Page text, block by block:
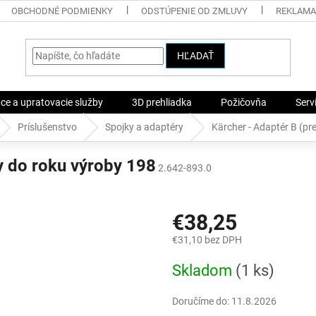
OBCHODNÉ PODMIENKY ODSTÚPENIE OD ZMLUVY
HĽADAŤ
a upratovacie služby 3D prehliadka Požičovňa
Príslušenstvo Spojky a adaptéry Kärcher - Adaptér B
do roku výroby 198 2.642-893.0
€38,25
€31,10 bez DPH
cena:
Skladom (1 ks)
Doručíme do: 11.8.2026